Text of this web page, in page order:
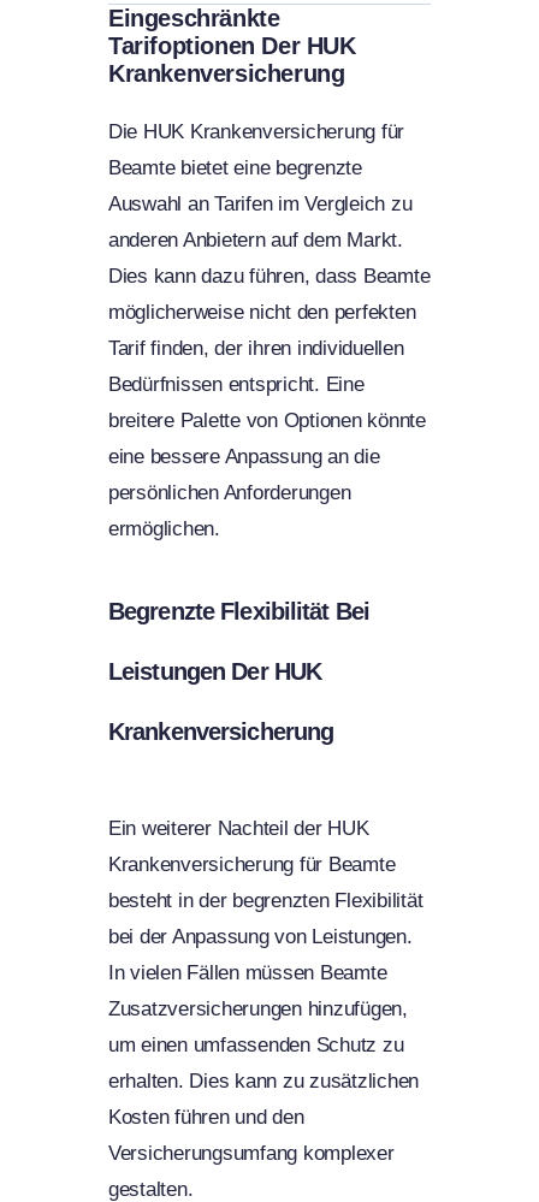
Eingeschränkte
Tarifoptionen Der HUK
Krankenversicherung
Die HUK Krankenversicherung für
Beamte bietet eine begrenzte
Auswahl an Tarifen im Vergleich zu
anderen Anbietern auf dem Markt.
Dies kann dazu führen, dass Beamte
möglicherweise nicht den perfekten
Tarif finden, der ihren individuellen
Bedürfnissen entspricht. Eine
breitere Palette von Optionen könnte
eine bessere Anpassung an die
persönlichen Anforderungen
ermöglichen.
Begrenzte Flexibilität Bei
Leistungen Der HUK
Krankenversicherung
Ein weiterer Nachteil der HUK
Krankenversicherung für Beamte
besteht in der begrenzten Flexibilität
bei der Anpassung von Leistungen.
In vielen Fällen müssen Beamte
Zusatzversicherungen hinzufügen,
um einen umfassenden Schutz zu
erhalten. Dies kann zu zusätzlichen
Kosten führen und den
Versicherungsumfang komplexer
gestalten.